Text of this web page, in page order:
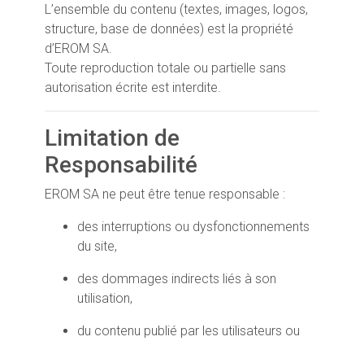
L’ensemble du contenu (textes, images, logos,
structure, base de données) est la propriété
d’EROM SA.
Toute reproduction totale ou partielle sans
autorisation écrite est interdite.
Limitation de
Responsabilité
EROM SA ne peut être tenue responsable :
des interruptions ou dysfonctionnements
du site,
des dommages indirects liés à son
utilisation,
du contenu publié par les utilisateurs ou